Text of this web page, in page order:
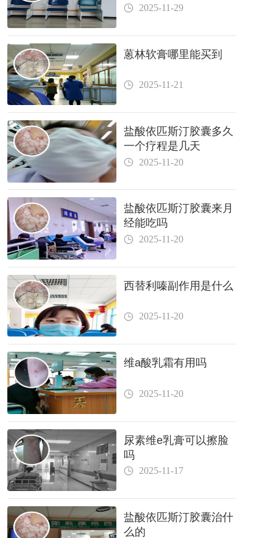
2025-11-29
蒽林软膏哪里能买到
2025-11-21
盐酸依匹斯汀胶囊多久
一个疗程是几天
2025-11-20
盐酸依匹斯汀胶囊来月
经能吃吗
2025-11-20
西替利嗪副作用是什么
2025-11-20
维a酸乳霜有用吗
2025-11-20
尿素维e乳膏可以擦脸
吗
2025-11-17
盐酸依匹斯汀胶囊治什
么的